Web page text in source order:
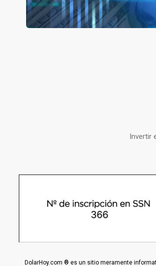
Invertir
DolarHoy.com ® es un sitio meramente